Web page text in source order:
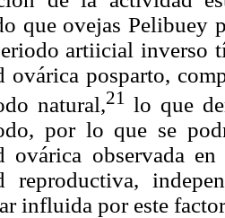
que ovejas Pelibuey
artiicial inverso
ovárica posparto,
natural,21 lo que
por lo que se
ovárica observada
reproductiva,
influida por este